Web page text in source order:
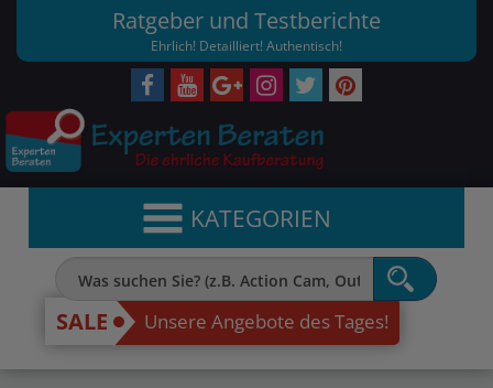
Ratgeber und Testberichte
Ehrlich! Detailliert! Authentisch!
KATEGORIEN
SALE Unsere Angebote des Tages!